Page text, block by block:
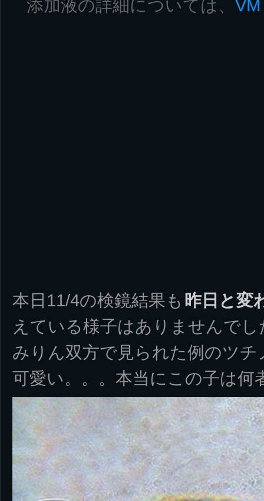
添加液の詳細については、
本日11/4の検鏡結果も 昨日と変
えている様子はありませんで
みりん双方で見られた例のツ
可愛い。。。本当にこの子は何